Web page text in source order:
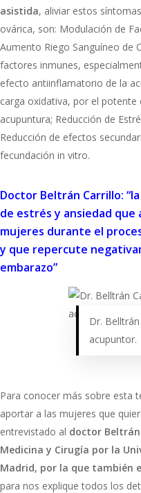
asistida, aliviar estos
ovárica, son: Modulación de
Aumento Riego Sanguíneo de
factores inmunes,
efecto antiinflamatorio de la
carga oxidativa, por el
acupuntura; Reducción de
Reducción de efectos
fecundación in vitro.
Doctor Beltrán Carrillo:
de estrés y ansiedad que
mujeres durante el
y que repercute
embarazo”
Dr.
acupuntor.
Para conocer más sobre esta
aportar a las mujeres que
entrevistado al doctor
Medicina y Cirugía por la
Madrid, por la que también
para nos explique todos los